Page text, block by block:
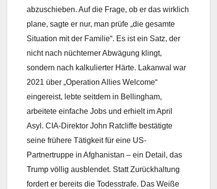
abzuschieben. Auf die Frage, ob er das wirklich
plane, sagte er nur, man prüfe „die gesamte
Situation mit der Familie“. Es ist ein Satz, der
nicht nach nüchterner Abwägung klingt,
sondern nach kalkulierter Härte. Lakanwal war
2021 über „Operation Allies Welcome“
eingereist, lebte seitdem in Bellingham,
arbeitete einfache Jobs und erhielt im April
Asyl. CIA-Direktor John Ratcliffe bestätigte
seine frühere Tätigkeit für eine US-
Partnertruppe in Afghanistan – ein Detail, das
Trump völlig ausblendet. Statt Zurückhaltung
fordert er bereits die Todesstrafe. Das Weiße